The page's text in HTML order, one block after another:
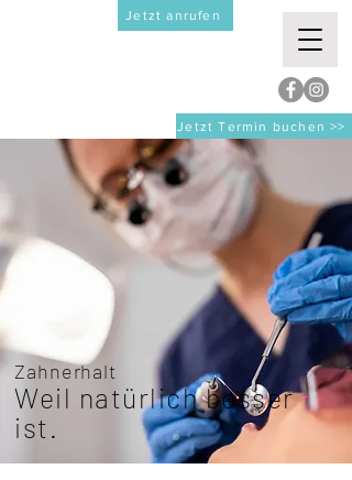
Jetzt Termin buchen >>
Jetzt anrufen
Zahnerhalt
Weil natürlich besser
ist.